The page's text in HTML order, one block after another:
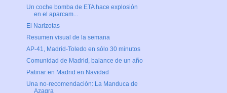
Un coche bomba de ETA hace explosión
en el aparcam...
El Narizotas
Resumen visual de la semana
AP-41, Madrid-Toledo en sólo 30 minutos
Comunidad de Madrid, balance de un año
Patinar en Madrid en Navidad
Una no-recomendación: La Manduca de
Azagra